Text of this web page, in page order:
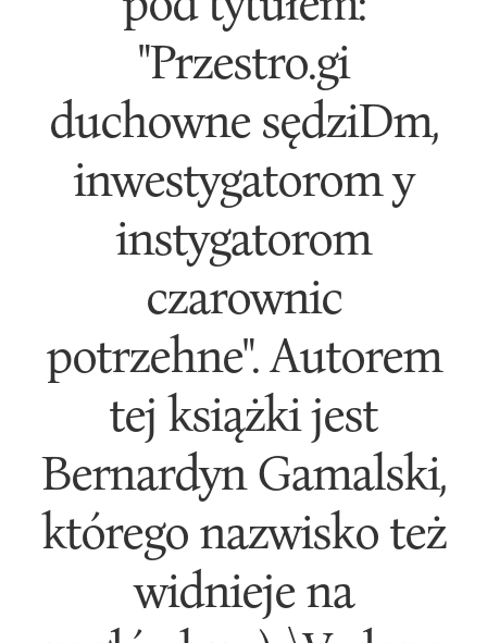
"Przestro.gi
duchowne sędziDm,
inwestygatorom y
instygatorom
czarownic
potrzehne". Autorem
tej książki jest
Bernardyn Gamalski,
którego nazwisko też
widnieje na